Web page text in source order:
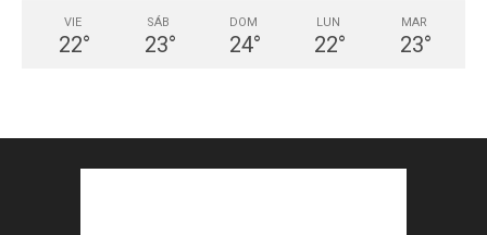
VIE
22°
SÁB
23°
DOM
24°
LUN
22°
MAR
23°